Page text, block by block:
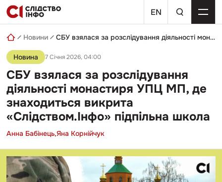
Skip
to
content
EN
пошуковий
запит
Новини СБУ взялася за розслідування діяльності монастиря УПЦ МП, де знаходиться викрита «Слідством.Інфо» підпільна школа
Новина 7 Січня 2026, 04:00
СБУ взялася за розслідування
діяльності монастиря УПЦ МП, де
знаходиться викрита
«Слідством.Інфо» підпільна школа
Анна Бабінець,Яна Корнійчук